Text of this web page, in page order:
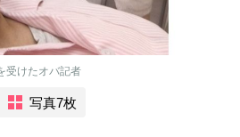
受けたオバ記者
写真7枚